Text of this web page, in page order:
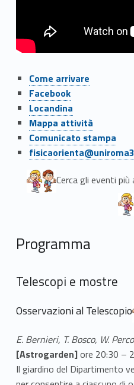
Link identifier #identifier__97977-1
Come arrivare
Link identifier #identifier__134553-2
Facebook
Link identifier #identifier__5643-3
Locandina
Link identifier #identifier__24634-4
Mappa attività
Link identifier #identifier__118381-5
Comunicato stampa
Link identifier #identifier__185092-6
Cerca gli eventi
Programma
Telescopi e mostre
Osservazioni al Telescopio
E. Bernieri, T. Bosco, W.
[Astrogarden]ore 20:30 –
Il giardino del Dipartimento